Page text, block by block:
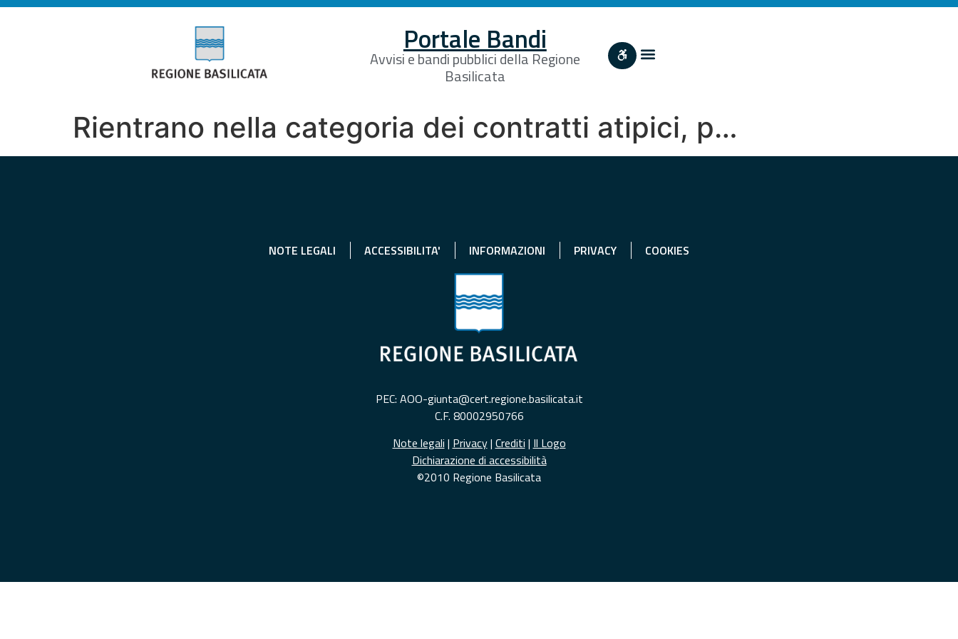
Portale Bandi
Avvisi e bandi pubblici della Regione
Basilicata
Rientrano nella categoria dei contratti atipici, p…
NOTE LEGALI ACCESSIBILITA' INFORMAZIONI PRIVACY COOKIES
PEC: AOO-giunta@cert.regione.basilicata.it
C.F. 80002950766
Note legali | Privacy| Crediti | Il Logo
Dichiarazione di accessibilità
©2010 Regione Basilicata